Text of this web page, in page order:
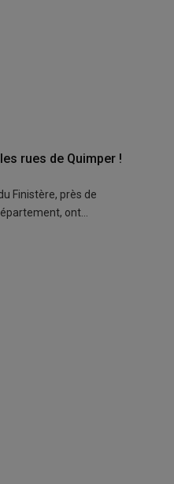
rues de Quimper !
Finistère, près de
ont…